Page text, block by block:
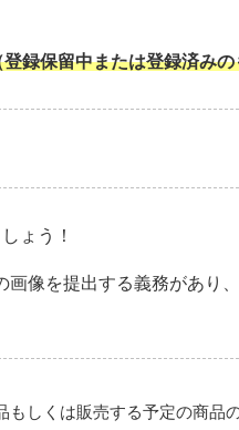
登録保留中または登録済み
ょう！
像を提出する義務があり
もしくは販売する予定の商品